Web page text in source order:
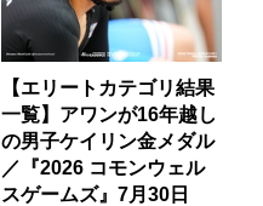
【エリートカテゴリ結果
一覧】アワンが16年越し
の男子ケイリン金メダル
／『2026 コモンウェル
スゲームズ』7月30日